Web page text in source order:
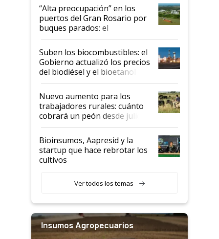
“Alta preocupación” en los
puertos del Gran Rosario por
buques parados: el
funcionamiento de las
exportadoras en tensión tras
la medida de fuerza de los
prácticos
Suben los biocombustibles: el
Gobierno actualizó los precios
del biodiésel y el bioetanol
Nuevo aumento para los
trabajadores rurales: cuánto
cobrará un peón desde julio
Bioinsumos, Aapresid y la
startup que hace rebrotar los
cultivos
Ver todos los temas
Insumos Agropecuarios